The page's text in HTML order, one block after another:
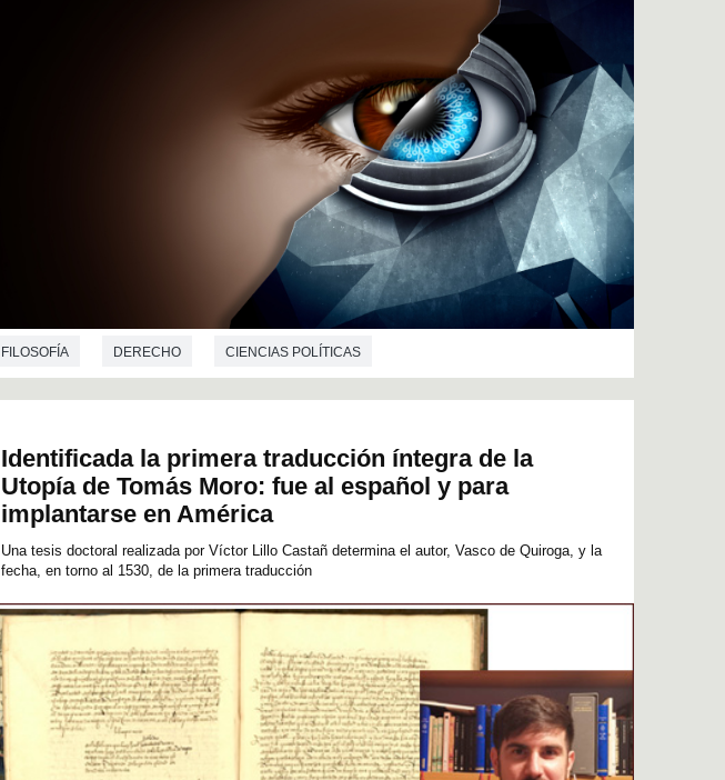
FILOSOFÍA DERECHO CIENCIAS POLÍTICAS
Identificada la primera traducción íntegra de la
Utopía de Tomás Moro: fue al español y para
implantarse en América
Una tesis doctoral realizada por Víctor Lillo Castañ determina el autor, Vasco de Quiroga, y la
fecha, en torno al 1530, de la primera traducción